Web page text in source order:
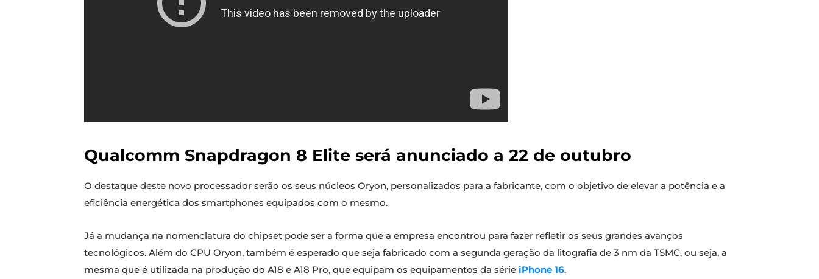
Qualcomm Snapdragon 8 Elite será anunciado a 22 de outubro
O destaque deste novo processador serão os seus núcleos Oryon, personalizados para a fabricante, com o objetivo de elevar a potência e a
eficiência energética dos smartphones equipados com o mesmo.
Já a mudança na nomenclatura do chipset pode ser a forma que a empresa encontrou para fazer refletir os seus grandes avanços
tecnológicos. Além do CPU Oryon, também é esperado que seja fabricado com a segunda geração da litografia de 3 nm da TSMC, ou seja, a
mesma que é utilizada na produção do A18 e A18 Pro, que equipam os equipamentos da série iPhone 16.